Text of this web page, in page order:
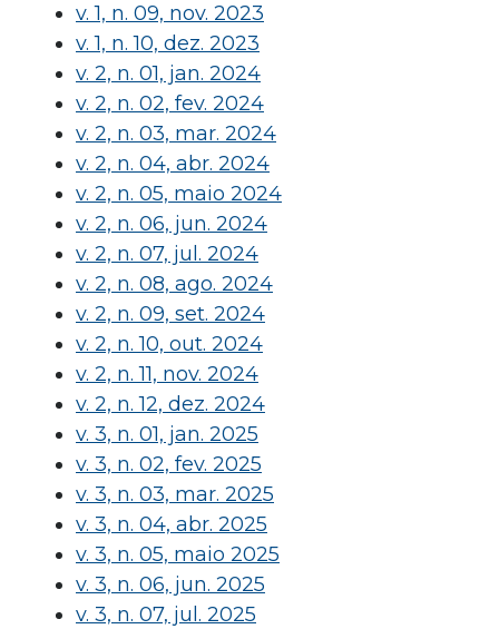
v. 1, n. 09, nov. 2023
v. 1, n. 10, dez. 2023
v. 2, n. 01, jan. 2024
v. 2, n. 02, fev. 2024
v. 2, n. 03, mar. 2024
v. 2, n. 04, abr. 2024
v. 2, n. 05, maio 2024
v. 2, n. 06, jun. 2024
v. 2, n. 07, jul. 2024
v. 2, n. 08, ago. 2024
v. 2, n. 09, set. 2024
v. 2, n. 10, out. 2024
v. 2, n. 11, nov. 2024
v. 2, n. 12, dez. 2024
v. 3, n. 01, jan. 2025
v. 3, n. 02, fev. 2025
v. 3, n. 03, mar. 2025
v. 3, n. 04, abr. 2025
v. 3, n. 05, maio 2025
v. 3, n. 06, jun. 2025
v. 3, n. 07, jul. 2025